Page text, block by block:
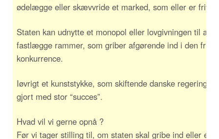
ødelægge eller skævvride et marked, som eller er frit.
Staten kan udnytte et monopol eller lovgivningen til at
fastlægge rammer, som griber afgørende ind i den frie
konkurrence.
Iøvrigt et kunststykke, som skiftende danske regeringer
gjort med stor “succes”.
Hvad vil vi gerne opnå ?
Før vi tager stilling til, om staten skal gribe ind eller ej